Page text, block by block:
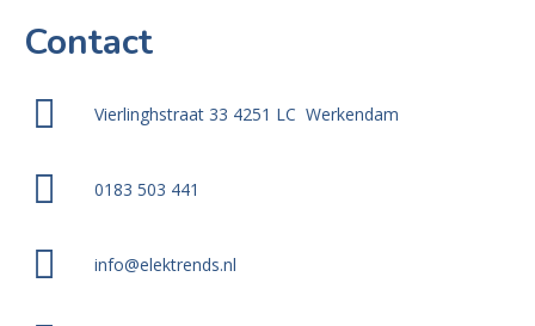
Contact
Vierlinghstraat 33 4251 LC Werkendam
0183 503 441
info@elektrends.nl